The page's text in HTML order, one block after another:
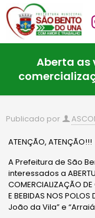
Aberta as
Publicado por
ATENÇÃO, ATENÇÃO!!!
A Prefeitura de São
interessados a
COMERCIALIZAÇÃO
E BEBIDAS NOS
João da Vila” e